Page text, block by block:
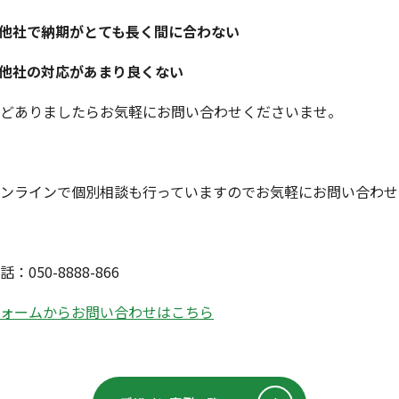
社で納期がとても長く間に合わない
社の対応があまり良くない
ありましたらお気軽にお問い合わせくださいませ。
ラインで個別相談も行っていますのでお気軽にお問い合わせ
：050-8888-866
ームからお問い合わせはこちら